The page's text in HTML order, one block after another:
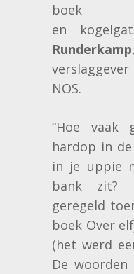
boek
en
Runderkamp
NOS.
“Hoe
hardop in
in je uppie
bank zit?
geregeld
boek Over
(het werd
De